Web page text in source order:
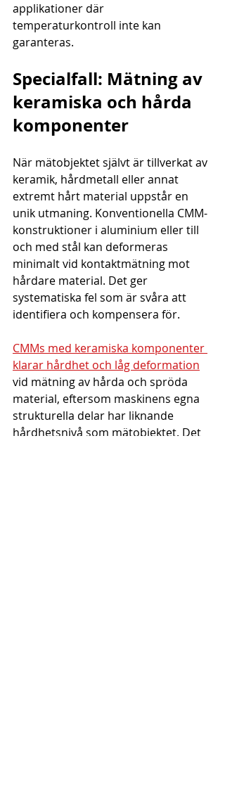
applikationer där
temperaturkontroll inte kan
garanteras.
Specialfall: Mätning av
keramiska och hårda
komponenter
När mätobjektet självt är tillverkat av
keramik, hårdmetall eller annat
extremt hårt material uppstår en
unik utmaning. Konventionella CMM-
konstruktioner i aluminium eller till
och med stål kan deformeras
minimalt vid kontaktmätning mot
hårdare material. Det ger
systematiska fel som är svåra att
identifiera och kompensera för.
CMMs med keramiska komponenter
klarar hårdhet och låg deformation
vid mätning av hårda och spröda
material, eftersom maskinens egna
strukturella delar har liknande
hårdhetsnivå som mätobjektet. Det